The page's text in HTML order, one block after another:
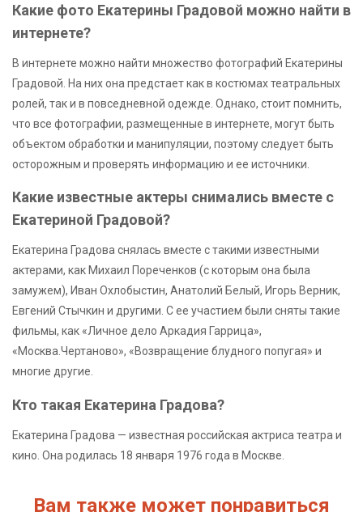
Какие фото Екатерины Градовой можно найти в
интернете?
В интернете можно найти множество фотографий Екатерины
Градовой. На них она предстает как в костюмах театральных
ролей, так и в повседневной одежде. Однако, стоит помнить,
что все фотографии, размещенные в интернете, могут быть
объектом обработки и манипуляции, поэтому следует быть
осторожным и проверять информацию и ее источники.
Какие известные актеры снимались вместе с
Екатериной Градовой?
Екатерина Градова снялась вместе с такими известными
актерами, как Михаил Пореченков (с которым она была
замужем), Иван Охлобыстин, Анатолий Белый, Игорь Верник,
Евгений Стычкин и другими. С ее участием были сняты такие
фильмы, как «Личное дело Аркадия Гаррица»,
«Москва.Чертаново», «Возвращение блудного попугая» и
многие другие.
Кто такая Екатерина Градова?
Екатерина Градова — известная российская актриса театра и
кино. Она родилась 18 января 1976 года в Москве.
Вам также может понравиться